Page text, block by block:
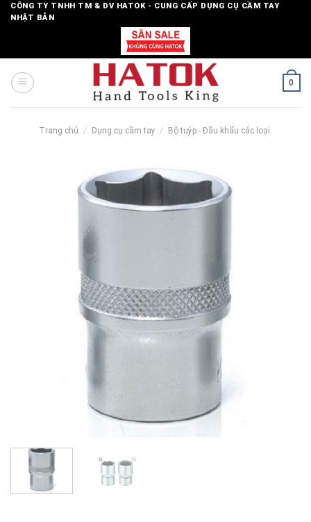
SkipCÔNG TY TNHH TM & DV HATOK - CUNG CẤP DỤNG CỤ CẦM TAY
NHẬT BẢN
0
Trang chủ / Dụng cụ cầm tay / Bộ tuýp - Đầu khẩu các loại.